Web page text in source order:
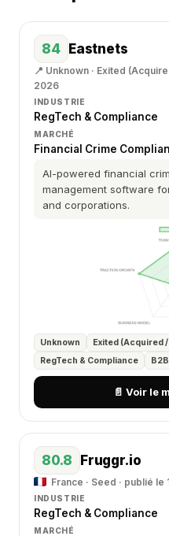
84 Eastnets
📍 Unknown · Exited
2026
INDUSTRIE
RegTech & Compliance
MARCHÉ
Financial Crime
AI-powered financial
management software
and corporations.
Unknown
Exited (Acquired
RegTech & Compliance
B2B
📄 Voir le
80.8 Fruggr.io
France · Seed · publié le
INDUSTRIE
RegTech & Compliance
MARCHÉ